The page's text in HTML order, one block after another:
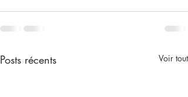
Posts récents Voir tout